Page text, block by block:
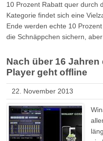
10 Prozent Rabatt quer durch
Kategorie findet sich eine
Ende werden echte 10
die Schnäppchen sichern,
Nach über 16
Player geht offline
22. November 2013